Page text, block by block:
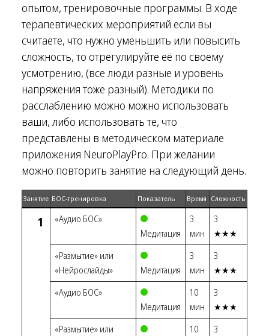
опытом, тренировочные программы. В ходе
терапевтических мероприятий если вы
считаете, что нужно уменьшить или повысить
сложность, то отрегулируйте её по своему
усмотрению, (все люди разные и уровень
напряжения тоже разный). Методики по
расслаблению можно можно использовать
ваши, либо использовать те, что
представлены в методическом материале
приложения NeuroPlayPro. При желании
можно повторить занятие на следующий день.
Занятие БОС-тренировка Показатель Время Сложность
1
«Аудио БОС»
Медитация
3
мин
3
★★★
«Размытие» или
«Нейрослайды»
Медитация
3
мин
3
★★★
«Аудио БОС»
Медитация
10
мин
3
★★★
«Размытие» или
10
3